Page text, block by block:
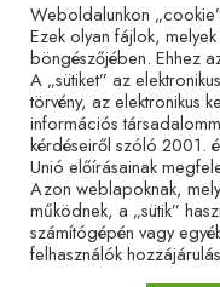
Adatvédelmi tájékoztató
Weboldalunkon
Ezek olyan fájlok,
böngészőjében. Ehhez
A „sütiket” az
törvény, az elektronikus
információs
kérdéseiről szóló 2001.
Unió előírásainak
Azon weblapoknak,
működnek, a „sütik”
számítógépén vagy
felhasználók